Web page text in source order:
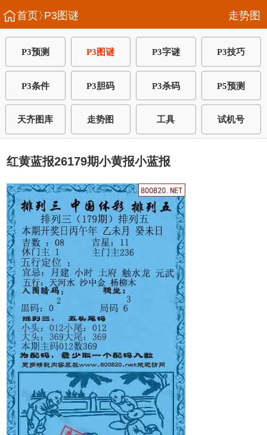
首页〉P3图谜 走势图
P3预测 P3图谜 P3字谜 P3技巧
P3条件 P3胆码 P3杀码 P5预测
天齐图库 走势图 工具 试机号
红黄蓝报26179期小黄报小蓝报